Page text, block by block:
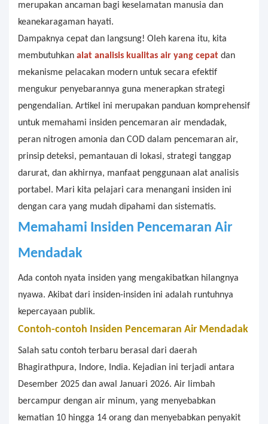
merupakan ancaman bagi keselamatan manusia dan
keanekaragaman hayati.
Dampaknya cepat dan langsung! Oleh karena itu, kita
membutuhkan alat analisis kualitas air yang cepat dan
mekanisme pelacakan modern untuk secara efektif
mengukur penyebarannya guna menerapkan strategi
pengendalian. Artikel ini merupakan panduan komprehensif
untuk memahami insiden pencemaran air mendadak,
peran nitrogen amonia dan COD dalam pencemaran air,
prinsip deteksi, pemantauan di lokasi, strategi tanggap
darurat, dan akhirnya, manfaat penggunaan alat analisis
portabel. Mari kita pelajari cara menangani insiden ini
dengan cara yang mudah dipahami dan sistematis.
Memahami Insiden Pencemaran Air
Mendadak
Ada contoh nyata insiden yang mengakibatkan hilangnya
nyawa. Akibat dari insiden-insiden ini adalah runtuhnya
kepercayaan publik.
Contoh-contoh Insiden Pencemaran Air Mendadak
Salah satu contoh terbaru berasal dari daerah
Bhagirathpura, Indore, India. Kejadian ini terjadi antara
Desember 2025 dan awal Januari 2026. Air limbah
bercampur dengan air minum, yang menyebabkan
kematian 10 hingga 14 orang dan menyebabkan penyakit